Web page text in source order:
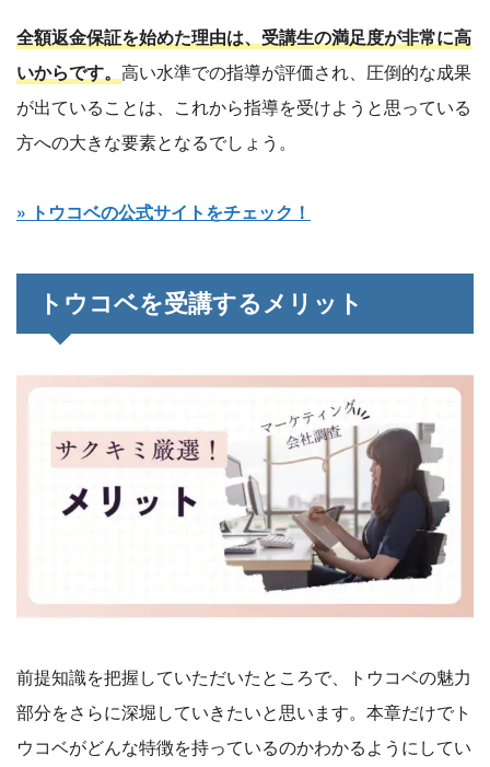
全額返金保証を始めた理由は、受講生の満足度が非常に高
いからです。 高い水準での指導が評価され、圧倒的な成果
が出ていることは、これから指導を受けようと思っている
方への大きな要素となるでしょう。
» トウコベの公式サイトをチェック！
トウコベを受講するメリット
前提知識を把握していただいたところで、トウコベの魅力
部分をさらに深堀していきたいと思います。本章だけでト
ウコベがどんな特徴を持っているのかわかるようにしてい